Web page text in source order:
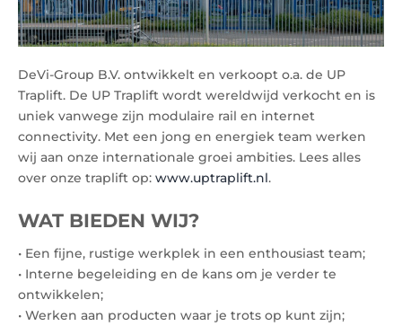
DeVi-Group B.V. ontwikkelt en verkoopt o.a. de UP
Traplift. De UP Traplift wordt wereldwijd verkocht en is
uniek vanwege zijn modulaire rail en internet
connectivity. Met een jong en energiek team werken
wij aan onze internationale groei ambities. Lees alles
over onze traplift op: www.uptraplift.nl.
WAT BIEDEN WIJ?
• Een fijne, rustige werkplek in een enthousiast team;
• Interne begeleiding en de kans om je verder te
ontwikkelen;
• Werken aan producten waar je trots op kunt zijn;